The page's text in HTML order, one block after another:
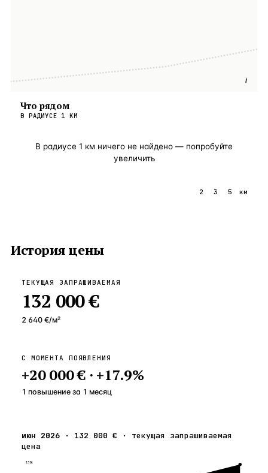
i
Что рядом
В РАДИУСЕ 1 КМ
В радиусе 1 км ничего не найдено — попробуйте
увеличить
2 3 5 км
История цены
ТЕКУЩАЯ ЗАПРАШИВАЕМАЯ
132 000 €
2 640 €/м²
С МОМЕНТА ПОЯВЛЕНИЯ
+20 000 €· +17.9%
1 повышение за 1 месяц
июн 2026 · 132 000 € · текущая запрашиваемая
цена
132к